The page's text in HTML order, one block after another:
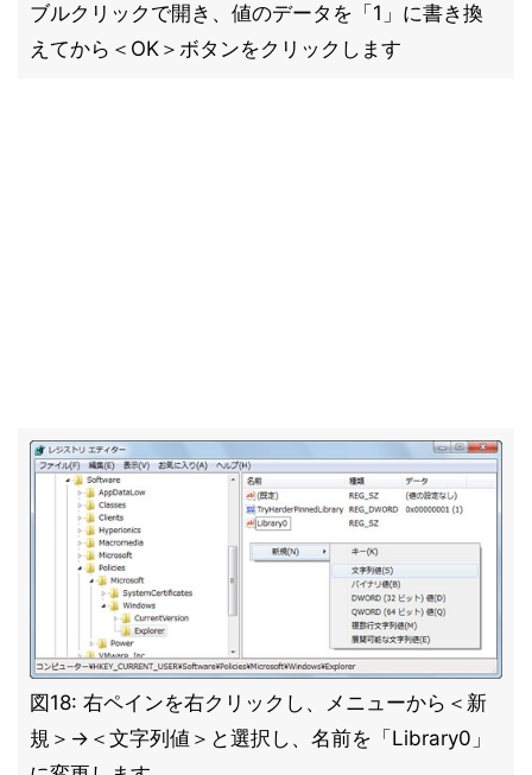
ブルクリックで開き、値のデータを「1」に書き換
えてから＜OK＞ボタンをクリックします
図18: 右ペインを右クリックし、メニューから＜新
規＞→＜文字列値＞と選択し、名前を「Library0」